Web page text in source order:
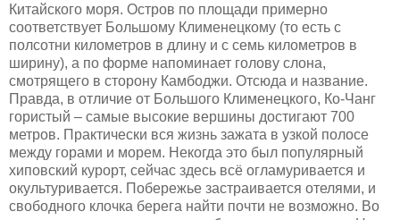
Китайского моря. Остров по площади примерно
соответствует Большому Клименецкому (то есть с
полсотни километров в длину и с семь километров в
ширину), а по форме напоминает голову слона,
смотрящего в сторону Камбоджи. Отсюда и название.
Правда, в отличие от Большого Клименецкого, Ко-Чанг
гористый – самые высокие вершины достигают 700
метров. Практически вся жизнь зажата в узкой полосе
между горами и морем. Некогда это был популярный
хиповский курорт, сейчас здесь всё огламуривается и
окультуривается. Побережье застраивается отелями, и
свободного клочка берега найти почти не возможно. Во